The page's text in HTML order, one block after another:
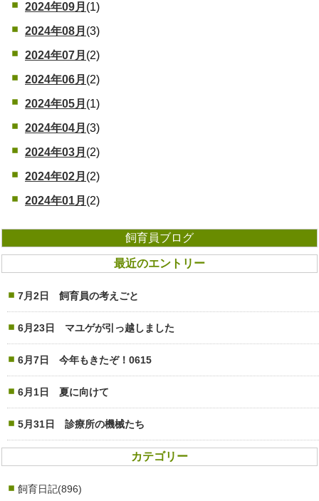
2024年09月 (1)
2024年08月 (3)
2024年07月 (2)
2024年06月 (2)
2024年05月 (1)
2024年04月 (3)
2024年03月 (2)
2024年02月 (2)
2024年01月 (2)
飼育員ブログ
最近のエントリー
7月2日 飼育員の考えごと
6月23日 マユゲが引っ越しました
6月7日 今年もきたぞ！0615
6月1日 夏に向けて
5月31日 診療所の機械たち
カテゴリー
飼育日記(896)